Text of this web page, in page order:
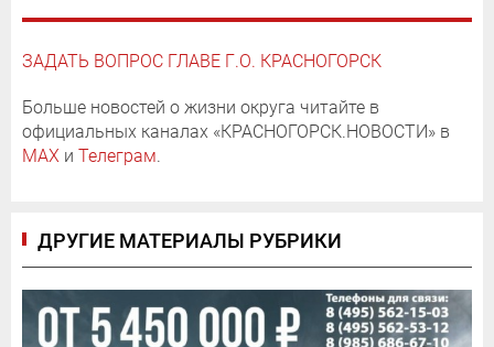
ЗАДАТЬ ВОПРОС ГЛАВЕ Г.О. КРАСНОГОРСК
Больше новостей о жизни округа читайте в
официальных каналах «КРАСНОГОРСК.НОВОСТИ» в
MAX и Телеграм.
ДРУГИЕ МАТЕРИАЛЫ РУБРИКИ